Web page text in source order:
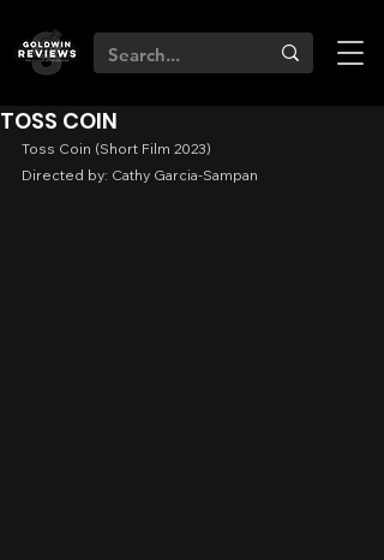
TOSS COIN
Toss Coin (Short Film 2023)
Directed by: Cathy Garcia-Sampan